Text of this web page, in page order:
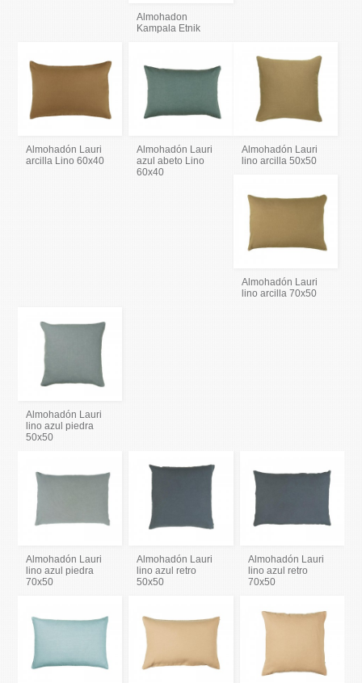
Almohadon
Kampala Etnik
Almohadón Lauri
arcilla Lino 60x40
Almohadón Lauri
azul abeto Lino
60x40
Almohadón Lauri
lino arcilla 50x50
Almohadón Lauri
lino arcilla 70x50
Almohadón Lauri
lino azul piedra
50x50
Almohadón Lauri
lino azul piedra
70x50
Almohadón Lauri
lino azul retro
50x50
Almohadón Lauri
lino azul retro
70x50